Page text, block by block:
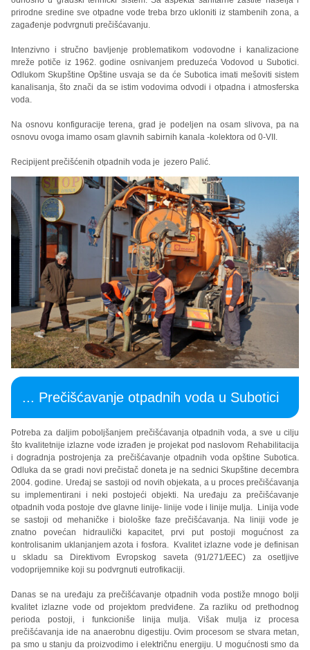
prirodne sredine sve otpadne vode treba brzo ukloniti iz stambenih zona, a
zagađenje podvrgnuti prečišćavanju.
Intenzivno i stručno bavljenje problematikom vodovodne i kanalizacione
mreže potiče iz 1962. godine osnivanjem preduzeća Vodovod u Subotici.
Odlukom Skupštine Opštine usvaja se da će Subotica imati mešoviti sistem
kanalisanja, što znači da se istim vodovima odvodi i otpadna i atmosferska
voda.
Na osnovu konfiguracije terena, grad je podeljen na osam slivova, pa na
osnovu ovoga imamo osam glavnih sabirnih kanala -kolektora od 0-VII.
Recipijent prečišćenih otpadnih voda je jezero Palić.
... Prečišćavanje otpadnih voda u Subotici
Potreba za daljim poboljšanjem prečišćavanja otpadnih voda, a sve u cilju
što kvalitetnije izlazne vode izrađen je projekat pod naslovom Rehabilitacija
i dogradnja postrojenja za prečišćavanje otpadnih voda opštine Subotica.
Odluka da se gradi novi prečistač doneta je na sednici Skupštine decembra
2004. godine. Uređaj se sastoji od novih objekata, a u proces prečišćavanja
su implementirani i neki postojeći objekti. Na uređaju za prečišćavanje
otpadnih voda postoje dve glavne linije- linije vode i linije mulja. Linija vode
se sastoji od mehaničke i biološke faze prečišćavanja. Na liniji vode je
znatno povećan hidraulički kapacitet, prvi put postoji mogućnost za
kontrolisanim uklanjanjem azota i fosfora. Kvalitet izlazne vode je definisan
u skladu sa Direktivom Evropskog saveta (91/271/EEC) za osetljive
vodoprijemnike koji su podvrgnuti eutrofikaciji.
Danas se na uređaju za prečišćavanje otpadnih voda postiže mnogo bolji
kvalitet izlazne vode od projektom predviđene. Za razliku od prethodnog
perioda postoji, i funkcioniše linija mulja. Višak mulja iz procesa
prečišćavanja ide na anaerobnu digestiju. Ovim procesom se stvara metan,
pa smo u stanju da proizvodimo i električnu energiju. U mogućnosti smo da